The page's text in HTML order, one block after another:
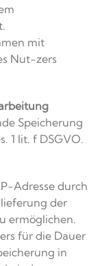
mit
Nut-zers
Speicherung
1 lit. f DSGVO.
Adresse durch
der
ermöglichen.
für die Dauer
in